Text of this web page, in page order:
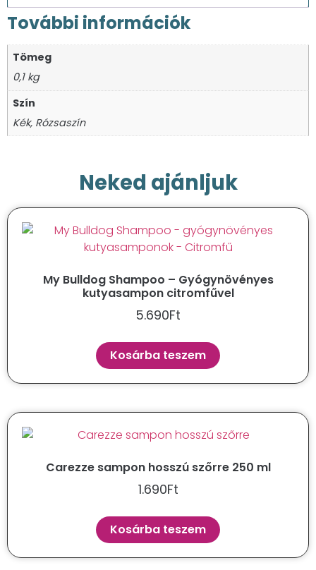
További információk
Tömeg
0,1 kg
Szín
Kék, Rózsaszín
Neked ajánljuk
My Bulldog Shampoo – Gyógynövényes
kutyasampon citromfűvel
5.690Ft
Kosárba teszem
Carezze sampon hosszú szőrre 250 ml
1.690Ft
Kosárba teszem